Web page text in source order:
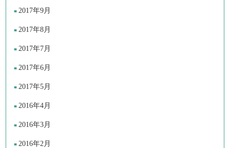
2017年9月
2017年8月
2017年7月
2017年6月
2017年5月
2016年4月
2016年3月
2016年2月